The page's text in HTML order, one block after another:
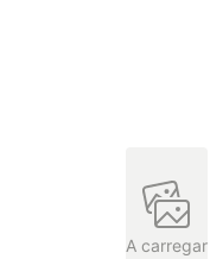
A carregar